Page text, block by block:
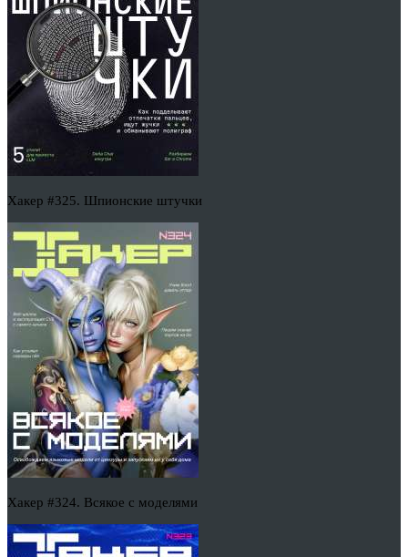
Хакер #325. Шпионские штучки
Хакер #324. Всякое с моделями